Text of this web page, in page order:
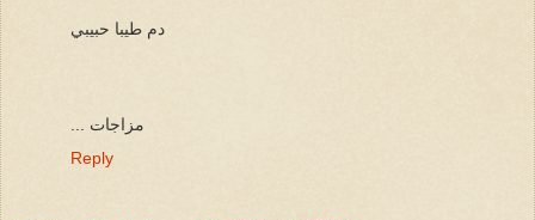
دم طيبا حبيبي
... مزاجات
Reply